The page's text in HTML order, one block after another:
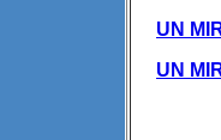
UN
UN